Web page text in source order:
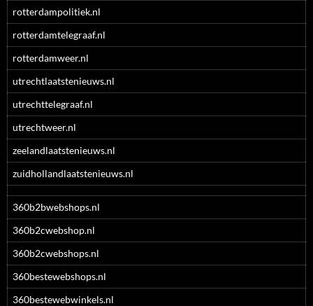
rotterdampolitiek.nl
rotterdamtelegraaf.nl
rotterdamweer.nl
utrechtlaatstenieuws.nl
utrechttelegraaf.nl
utrechtweer.nl
zeelandlaatstenieuws.nl
zuidhollandlaatstenieuws.nl
360b2bwebshops.nl
360b2cwebshop.nl
360b2cwebshops.nl
360bestewebshops.nl
360bestewebwinkels.nl